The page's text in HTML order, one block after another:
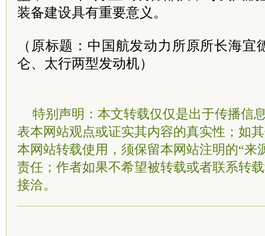
装备建设具有重要意义。
（原标题：中国航发动力所原所长海
仑、太行两型发动机）
特别声明：本文转载仅仅是出于传播信
表本网站观点或证实其内容的真实性；如
本网站转载使用，须保留本网站注明的“来
责任；作者如果不希望被转载或者联系转
接洽。